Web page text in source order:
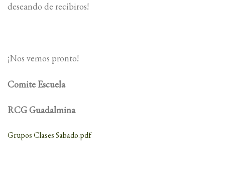
deseando de recibiros!
¡Nos vemos pronto!
Comite Escuela
RCG Guadalmina
Grupos Clases Sabado.pdf